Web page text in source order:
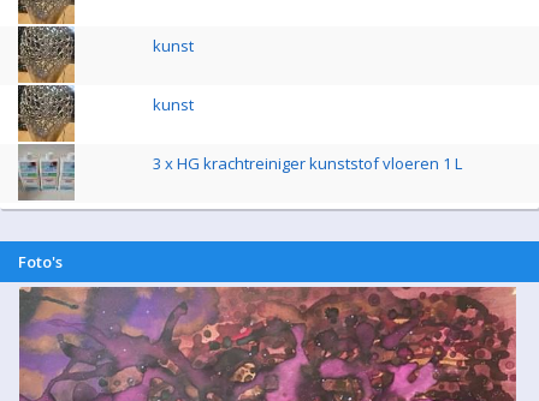
kunst
kunst
3 x HG krachtreiniger kunststof vloeren 1 L
Foto's